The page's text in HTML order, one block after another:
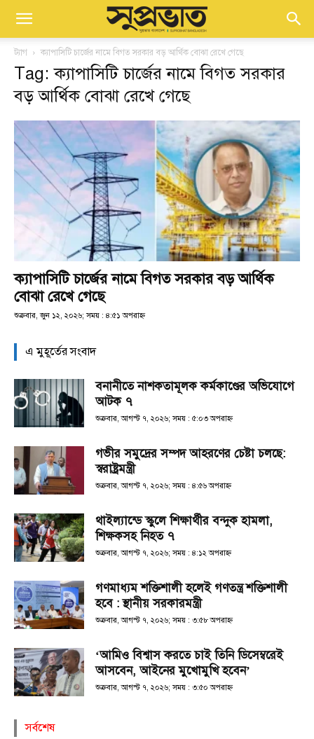
ট্যাগ ক্যাপাসিটি চার্জের নামে বিগত সরকার বড় আর্থিক বোঝা রেখে গেছে
Tag: ক্যাপাসিটি চার্জের নামে বিগত সরকার
বড় আর্থিক বোঝা রেখে গেছে
ক্যাপাসিটি চার্জের নামে বিগত সরকার বড় আর্থিক
বোঝা রেখে গেছে
শুক্রবার, জুন ১২, ২০২৬; সময় : ৪:৫১ অপরাহ্ণ
এ মুহূর্তের সংবাদ
বনানীতে নাশকতামূলক কর্মকাণ্ডের অভিযোগে
আটক ৭
শুক্রবার, আগস্ট ৭, ২০২৬; সময় : ৫:০৩ অপরাহ্ণ
গভীর সমুদ্রের সম্পদ আহরণের চেষ্টা চলছে:
স্বরাষ্ট্রমন্ত্রী
শুক্রবার, আগস্ট ৭, ২০২৬; সময় : ৪:৫৬ অপরাহ্ণ
থাইল্যান্ডে স্কুলে শিক্ষার্থীর বন্দুক হামলা,
শিক্ষকসহ নিহত ৭
শুক্রবার, আগস্ট ৭, ২০২৬; সময় : ৪:১২ অপরাহ্ণ
গণমাধ্যম শক্তিশালী হলেই গণতন্ত্র শক্তিশালী
হবে : স্থানীয় সরকারমন্ত্রী
শুক্রবার, আগস্ট ৭, ২০২৬; সময় : ৩:৫৮ অপরাহ্ণ
‘আমিও বিশ্বাস করতে চাই তিনি ডিসেম্বরেই
আসবেন, আইনের মুখোমুখি হবেন’
শুক্রবার, আগস্ট ৭, ২০২৬; সময় : ৩:৫০ অপরাহ্ণ
সর্বশেষ